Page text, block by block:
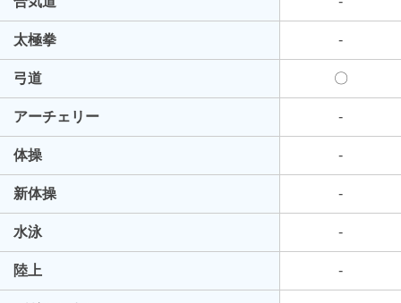
太極拳 -
弓道 〇
アーチェリー -
体操 -
新体操 -
水泳 -
陸上 -